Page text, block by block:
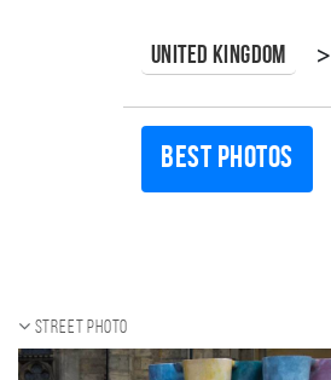
United Kingdom >
Best photos
Street photo